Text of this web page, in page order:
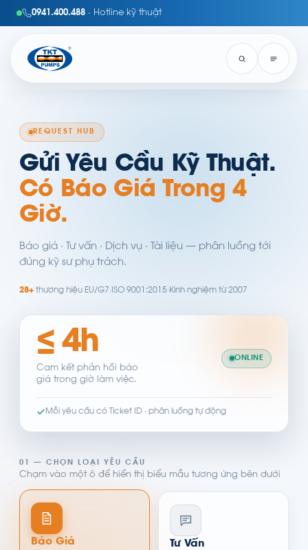
0941.400.488 · Hotline kỹ thuật
REQUEST HUB
Gửi Yêu Cầu Kỹ Thuật.
Có Báo Giá Trong 4
Giờ.
Báo giá · Tư vấn · Dịch vụ · Tài liệu — phân luồng tới
đúng kỹ sư phụ trách.
28+ thương hiệu EU/G7· ISO 9001:2015· Kinh nghiệm từ 2007
≤ 4h
Cam kết phản hồi báo
giá trong giờ làm việc.
ONLINE
Mỗi yêu cầu có Ticket ID · phân luồng tự động
01 — CHỌN LOẠI YÊU CẦU
Chạm vào một ô để hiển thị biểu mẫu tương ứng bên dưới
Báo Giá Tư Vấn